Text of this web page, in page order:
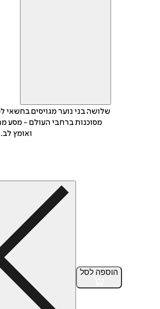
שלושה בני נוער מגויסים בחשאי
מסוכנות ברחבי העולם - מסע
ואומץ לב.
הוספה לסל